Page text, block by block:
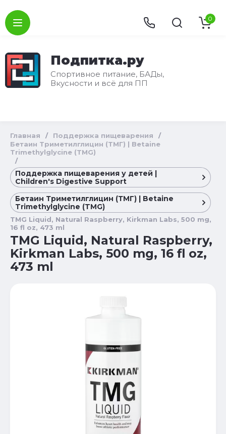
Подпитка.ру
Спортивное питание, БАДы,
Вкусности и всё для ПП
0
Главная / Поддержка пищеварения
/
Бетаин Триметилглицин (ТМГ) | Betaine
Trimethylglycine (TMG)
/
Поддержка пищеварения у детей |
Children's Digestive Support
Бетаин Триметилглицин (ТМГ) | Betaine
Trimethylglycine (TMG)
TMG Liquid, Natural Raspberry, Kirkman Labs, 500 mg,
16 fl oz, 473 ml
TMG Liquid, Natural Raspberry,
Kirkman Labs, 500 mg, 16 fl oz,
473 ml